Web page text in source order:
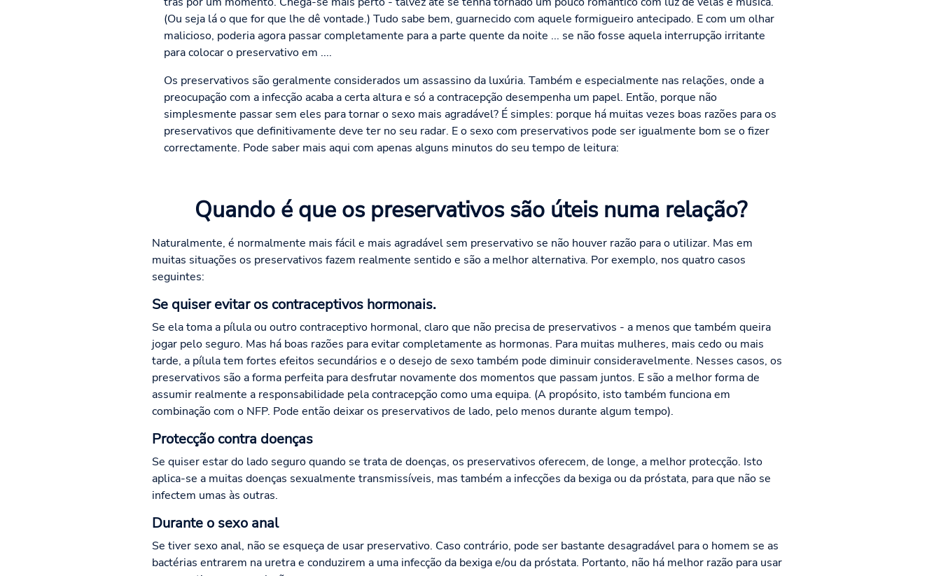
(Ou seja lá o que for que lhe dê vontade.) Tudo sabe bem, guarnecido com aquele formigueiro antecipado. E com um olhar
malicioso, poderia agora passar completamente para a parte quente da noite ... se não fosse aquela interrupção irritante
para colocar o preservativo em ....
Os preservativos são geralmente considerados um assassino da luxúria. Também e especialmente nas relações, onde a
preocupação com a infecção acaba a certa altura e só a contracepção desempenha um papel. Então, porque não
simplesmente passar sem eles para tornar o sexo mais agradável? É simples: porque há muitas vezes boas razões para os
preservativos que definitivamente deve ter no seu radar. E o sexo com preservativos pode ser igualmente bom se o fizer
correctamente. Pode saber mais aqui com apenas alguns minutos do seu tempo de leitura:
Quando é que os preservativos são úteis numa relação?
Naturalmente, é normalmente mais fácil e mais agradável sem preservativo se não houver razão para o utilizar. Mas em
muitas situações os preservativos fazem realmente sentido e são a melhor alternativa. Por exemplo, nos quatro casos
seguintes:
Se quiser evitar os contraceptivos hormonais.
Se ela toma a pílula ou outro contraceptivo hormonal, claro que não precisa de preservativos - a menos que também queira
jogar pelo seguro. Mas há boas razões para evitar completamente as hormonas. Para muitas mulheres, mais cedo ou mais
tarde, a pílula tem fortes efeitos secundários e o desejo de sexo também pode diminuir consideravelmente. Nesses casos, os
preservativos são a forma perfeita para desfrutar novamente dos momentos que passam juntos. E são a melhor forma de
assumir realmente a responsabilidade pela contracepção como uma equipa. (A propósito, isto também funciona em
combinação com o NFP. Pode então deixar os preservativos de lado, pelo menos durante algum tempo).
Protecção contra doenças
Se quiser estar do lado seguro quando se trata de doenças, os preservativos oferecem, de longe, a melhor protecção. Isto
aplica-se a muitas doenças sexualmente transmissíveis, mas também a infecções da bexiga ou da próstata, para que não se
infectem umas às outras.
Durante o sexo anal
Se tiver sexo anal, não se esqueça de usar preservativo. Caso contrário, pode ser bastante desagradável para o homem se as
bactérias entrarem na uretra e conduzirem a uma infecção da bexiga e/ou da próstata. Portanto, não há melhor razão para usar